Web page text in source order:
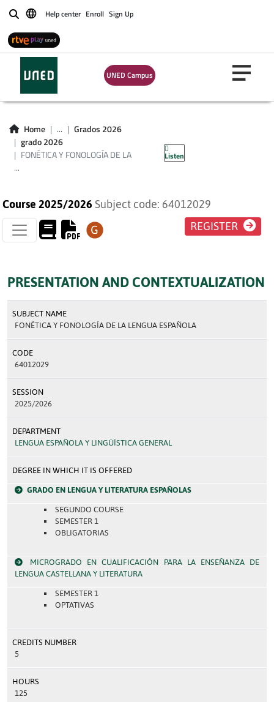
BuscarHelp center Enroll Sign Up
UNED Campus
Home ...
Grados 2026
grado 2026
FONÉTICA Y FONOLOGÍA DE LA
...
Listen
FONÉTICA Y
FONOLOGÍA DE LA
LENGUA ESPAÑOLA
Course 2025/2026 Subject code: 64012029
REGISTER
PRESENTATION AND CONTEXTUALIZATION
SUBJECT NAME
FONÉTICA Y FONOLOGÍA DE LA LENGUA ESPAÑOLA
CODE
64012029
SESSION
2025/2026
DEPARTMENT
LENGUA ESPAÑOLA Y LINGÜÍSTICA GENERAL
DEGREE IN WHICH IT IS OFFERED
GRADO EN LENGUA Y LITERATURA ESPAÑOLAS
SEGUNDO COURSE
SEMESTER 1
OBLIGATORIAS
MICROGRADO EN CUALIFICACIÓN PARA LA ENSEÑANZA DE
LENGUA CASTELLANA Y LITERATURA
SEMESTER 1
OPTATIVAS
CREDITS NUMBER
5
HOURS
125